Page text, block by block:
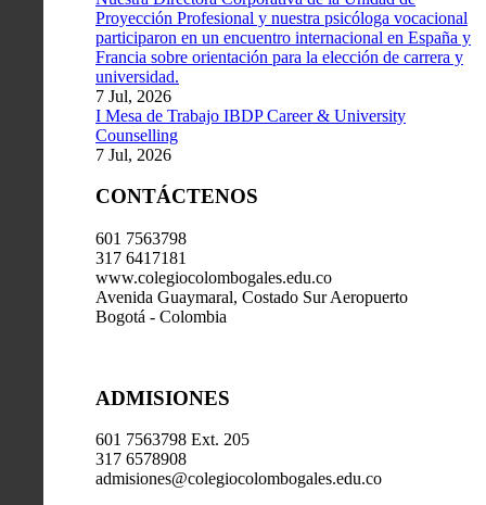
Proyección Profesional y nuestra psicóloga vocacional
participaron en un encuentro internacional en España y
Francia sobre orientación para la elección de carrera y
universidad.
7 Jul, 2026
I Mesa de Trabajo IBDP Career & University
Counselling
7 Jul, 2026
CONTÁCTENOS
601 7563798
317 6417181
www.colegiocolombogales.edu.co
Avenida Guaymaral, Costado Sur Aeropuerto
Bogotá - Colombia
ADMISIONES
601 7563798 Ext. 205
317 6578908
admisiones@colegiocolombogales.edu.co